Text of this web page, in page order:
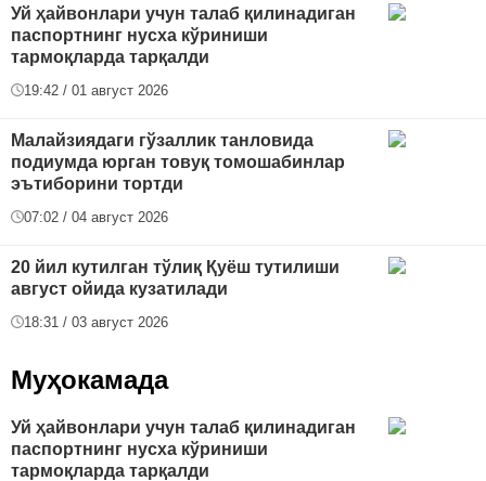
Уй ҳайвонлари учун талаб қилинадиган
паспортнинг нусха кўриниши
тармоқларда тарқалди
19:42 / 01 август 2026
Малайзиядаги гўзаллик танловида
подиумда юрган товуқ томошабинлар
эътиборини тортди
07:02 / 04 август 2026
20 йил кутилган тўлиқ Қуёш тутилиши
август ойида кузатилади
18:31 / 03 август 2026
Муҳокамада
Уй ҳайвонлари учун талаб қилинадиган
паспортнинг нусха кўриниши
тармоқларда тарқалди